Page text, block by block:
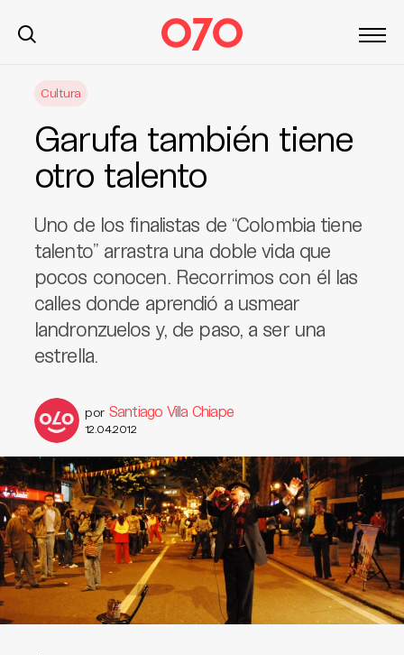
Cultura
Garufa también tiene
otro talento
Uno de los finalistas de “Colombia tiene
talento” arrastra una doble vida que
pocos conocen. Recorrimos con él las
calles donde aprendió a usmear
landronzuelos y, de paso, a ser una
estrella.
por Santiago Villa Chiape
12.04.2012